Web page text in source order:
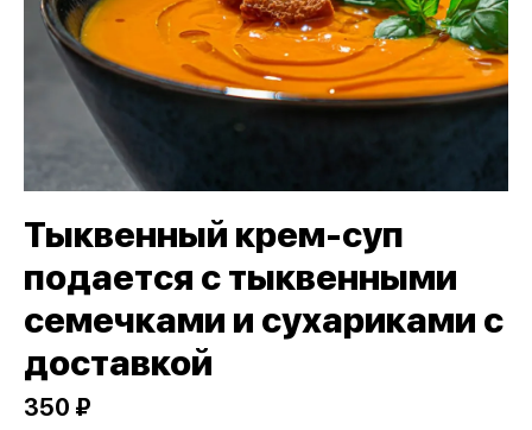
Тыквенный крем-суп
подается с тыквенными
семечками и сухариками с
доставкой
350 ₽